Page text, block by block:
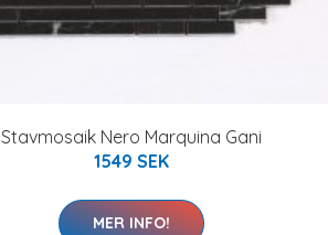
Stavmosaik Nero Marquina Gani
1549 SEK
MER INFO!